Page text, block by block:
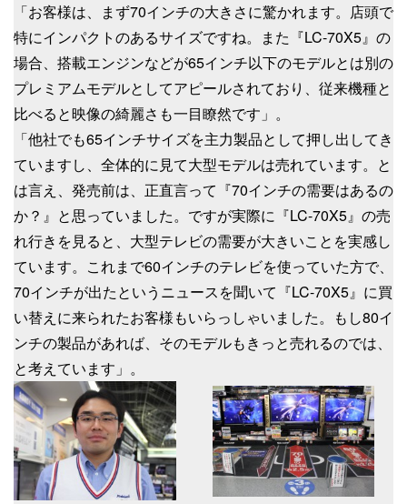
「お客様は、まず70インチの大きさに驚かれます。店頭で
特にインパクトのあるサイズですね。また『LC-70X5』の
場合、搭載エンジンなどが65インチ以下のモデルとは別の
プレミアムモデルとしてアピールされており、従来機種と
比べると映像の綺麗さも一目瞭然です」。
「他社でも65インチサイズを主力製品として押し出してき
ていますし、全体的に見て大型モデルは売れています。と
は言え、発売前は、正直言って『70インチの需要はあるの
か？』と思っていました。ですが実際に『LC-70X5』の売
れ行きを見ると、大型テレビの需要が大きいことを実感し
ています。これまで60インチのテレビを使っていた方で、
70インチが出たというニュースを聞いて『LC-70X5』に買
い替えに来られたお客様もいらっしゃいました。もし80イ
ンチの製品があれば、そのモデルもきっと売れるのでは、
と考えています」。